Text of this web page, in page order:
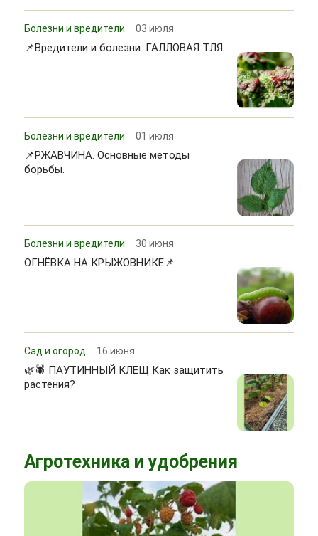
Болезни и вредители 03 июля
📌Вредители и болезни. ГАЛЛОВАЯ ТЛЯ
Болезни и вредители 01 июля
📌РЖАВЧИНА. Основные методы
борьбы.
Болезни и вредители 30 июня
ОГНЁВКА НА КРЫЖОВНИКЕ📌
Сад и огород 16 июня
🌿🕷 ПАУТИННЫЙ КЛЕЩ Как защитить
растения?
Агротехника и удобрения